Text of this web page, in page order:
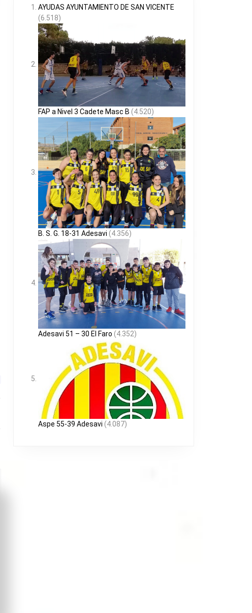
AYUDAS AYUNTAMIENTO DE SAN VICENTE
(6.518)
FAP a Nivel 3 Cadete Masc B (4.520)
B. S. G. 18-31 Adesavi (4.356)
Adesavi 51 – 30 El Faro (4.352)
Aspe 55-39 Adesavi (4.087)